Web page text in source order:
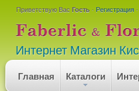
Приветствую Вас Гость · Регистрация ·
Интернет Магазин
Главная Каталоги